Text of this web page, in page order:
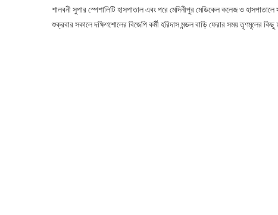
শালবনী সুপার স্পেশালিটি হাসপাতাল এবং পরে মেদিনীপুর মেডিকেল কলেজ ও
শুক্রবার সকালে দক্ষিণশোলের বিজেপি কর্মী হরিদাস মন্ডল বাড়ি ফেরার সময়